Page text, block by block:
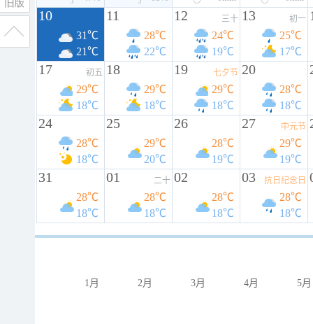
10
31℃
21℃
11
28℃
22℃
12 三十
24℃
19℃
13 初一
25℃
17℃
17 初五
29℃
18℃
18
29℃
18℃
19 七夕节
29℃
18℃
20
28℃
18℃
24
28℃
18℃
25
29℃
20℃
26
28℃
19℃
27 中元节
29℃
19℃
31
28℃
18℃
01 二十
28℃
18℃
02
28℃
18℃
03 抗日纪念日
28℃
18℃
1月 2月 3月 4月 5月